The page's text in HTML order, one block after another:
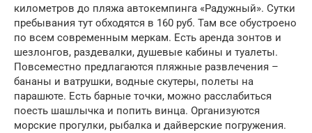
километров до пляжа автокемпинга «Радужный». Сутки
пребывания тут обходятся в 160 руб. Там все обустроено
по всем современным меркам. Есть аренда зонтов и
шезлонгов, раздевалки, душевые кабины и туалеты.
Повсеместно предлагаются пляжные развлечения –
бананы и ватрушки, водные скутеры, полеты на
парашюте. Есть барные точки, можно расслабиться
поесть шашлычка и попить винца. Организуются
морские прогулки, рыбалка и дайверские погружения.